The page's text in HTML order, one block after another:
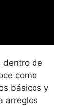
dentro de
como
básicos y
arreglos